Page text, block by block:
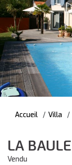
Accueil Villa
LA BAULE
Vendu